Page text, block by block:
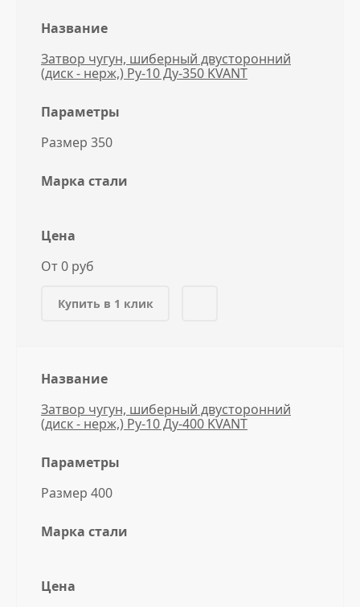
Название
Затвор чугун, шиберный двусторонний
(диск - нерж,) Ру-10 Ду-350 KVANT
Параметры
Размер 350
Марка стали
Цена
От 0 руб
Купить в 1 клик
Название
Затвор чугун, шиберный двусторонний
(диск - нерж,) Ру-10 Ду-400 KVANT
Параметры
Размер 400
Марка стали
Цена